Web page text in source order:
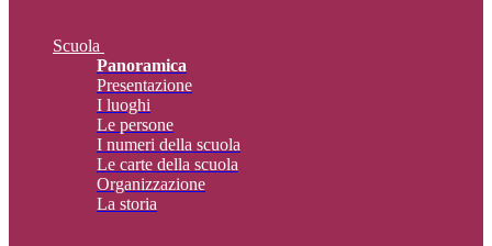
Scuola
Panoramica
Presentazione
I luoghi
Le persone
I numeri della scuola
Le carte della scuola
Organizzazione
La storia